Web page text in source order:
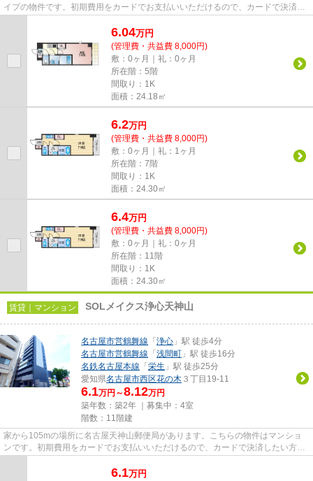
イプの物件です。初期費用をカードでお支払いいただけるので、カードで決済し
6.04万円
(管理費・共益費 8,000円)
敷：0ヶ月｜礼：0ヶ月
所在階：5階
間取り：1K
面積：24.18㎡
6.2万円
(管理費・共益費 8,000円)
敷：0ヶ月｜礼：1ヶ月
所在階：7階
間取り：1K
面積：24.30㎡
6.4万円
(管理費・共益費 8,000円)
敷：0ヶ月｜礼：0ヶ月
所在階：11階
間取り：1K
面積：24.30㎡
賃貸｜マンション SOLメイクス浄心天神山
名古屋市営鶴舞線 「 浄心 」駅 徒歩4分
名古屋市営鶴舞線 「 浅間町 」駅 徒歩16分
名鉄名古屋本線 「 栄生 」駅 徒歩25分
愛知県名古屋市西区花の木 ３丁目19-11
6.1万円～8.12万円
築年数：築2年 ｜募集中： 4室
階数：11階建
家から105mの場所に名古屋天神山郵便局があります。こちらの物件はマンショ
ンです。初期費用をカードでお支払いいただけるので、カードで決済したい方に
6.1万円